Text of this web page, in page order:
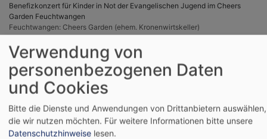
Benefizkonzert für Kinder in Not der Evangelischen Jugend im Cheers
Garden Feuchtwangen
Feuchtwangen Cheers Garden (ehem. Kronenwirtskeller)
Verwendung von
personenbezogenen Daten
und Cookies
Bitte die Dienste und Anwendungen von Drittanbietern auswählen,
die wir nutzen möchten. Für weitere Informationen bitte unsere
Datenschutzhinweise lesen.